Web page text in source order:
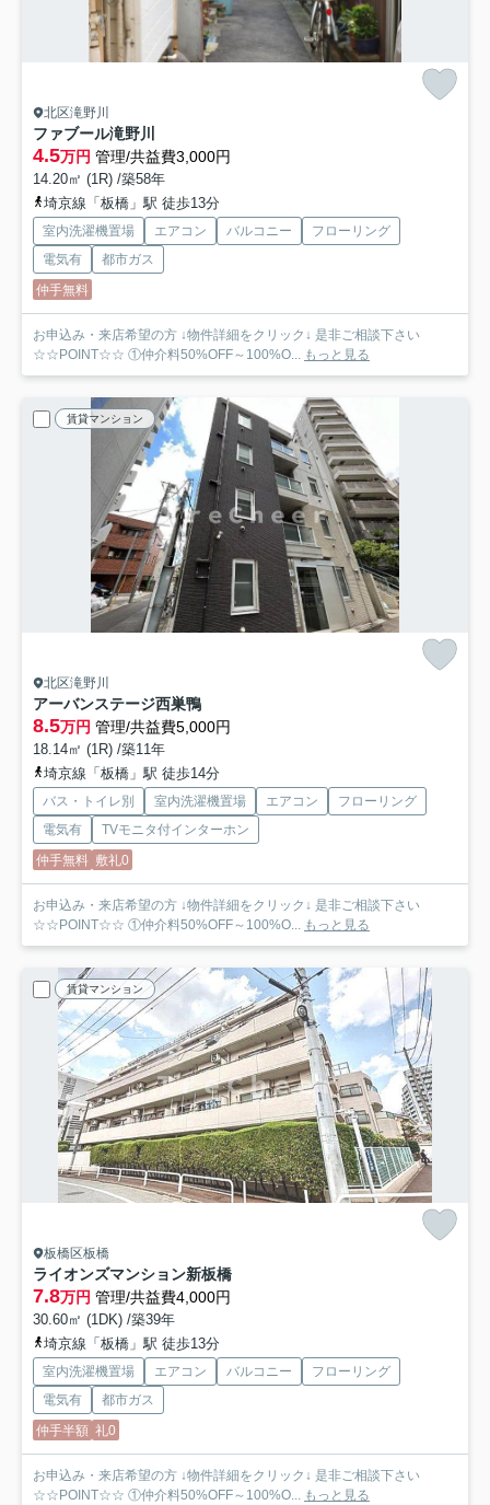
北区滝野川
ファブール滝野川
4.5万円 管理/共益費3,000円
14.20㎡ (1R) /築58年
埼京線「板橋」駅 徒歩13分
室内洗濯機置場 エアコン バルコニー
フローリング
電気有
都市ガス
仲手無料
お申込み・来店希望の方 ↓物件詳細をクリック↓ 是非ご相談下さい
☆☆POINT☆☆ ①仲介料50%OFF～100%O... もっと見る
賃貸マンション
北区滝野川
アーバンステージ西巣鴨
8.5万円 管理/共益費5,000円
18.14㎡ (1R) /築11年
埼京線「板橋」駅 徒歩14分
バス・トイレ別 室内洗濯機置場 エアコン
フローリング
電気有
TVモニタ付インターホン
仲手無料 敷礼0
お申込み・来店希望の方 ↓物件詳細をクリック↓ 是非ご相談下さい
☆☆POINT☆☆ ①仲介料50%OFF～100%O... もっと見る
賃貸マンション
板橋区板橋
ライオンズマンション新板橋
7.8万円 管理/共益費4,000円
30.60㎡ (1DK) /築39年
埼京線「板橋」駅 徒歩13分
室内洗濯機置場 エアコン バルコニー
フローリング
電気有
都市ガス
仲手半額 礼0
お申込み・来店希望の方 ↓物件詳細をクリック↓ 是非ご相談下さい
☆☆POINT☆☆ ①仲介料50%OFF～100%O... もっと見る